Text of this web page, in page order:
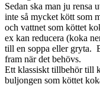
Sedan ska man ju rensa
inte så mycket kött som
och vattnet som köttet
ex kan reducera (koka
till en soppa eller gryta.
fram när det behövs.
Ett klassiskt tillbehör till
buljongen som köttet